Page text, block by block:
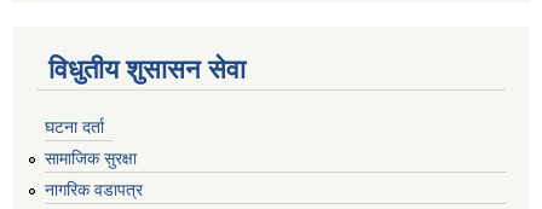
विधुतीय शुसासन सेवा
घटना दर्ता
सामाजिक सुरक्षा
नागरिक वडापत्र